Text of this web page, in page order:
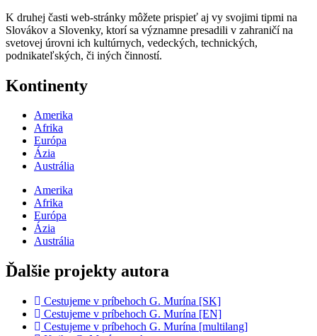
K druhej časti web-stránky môžete prispieť aj vy svojimi tipmi na
Slovákov a Slovenky, ktorí sa významne presadili v zahraničí na
svetovej úrovni ich kultúrnych, vedeckých, technických,
podnikateľských, či iných činností.
Kontinenty
Amerika
Afrika
Európa
Ázia
Austrália
Amerika
Afrika
Európa
Ázia
Austrália
Ďalšie projekty autora
Cestujeme v príbehoch G. Murína [SK]
Cestujeme v príbehoch G. Murína [EN]
Cestujeme v príbehoch G. Murína [multilang]